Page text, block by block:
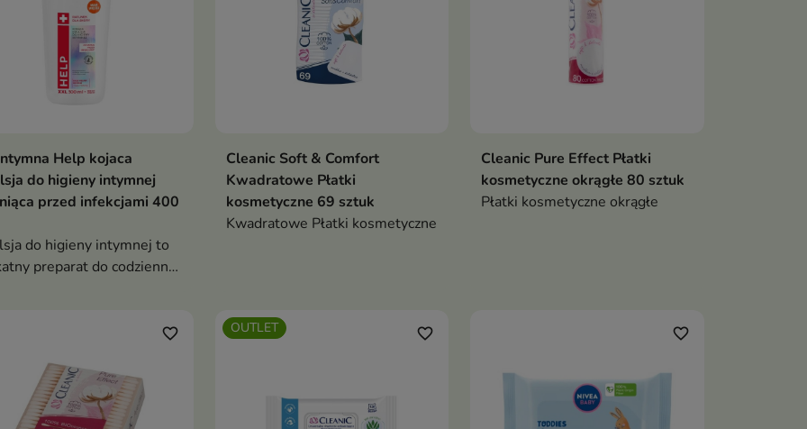
Help kojaca
do higieny intymnej
przed infekcjami 400
do higieny intymnej to
preparat do codziennej
i infekcji. Zapewnia
naturalnej
dbając o komfort i
okolic intymnych
Cleanic Soft & Comfort
Kwadratowe Płatki
kosmetyczne 69 sztuk
Kwadratowe Płatki kosmetyczne
Cleanic Pure Effect Płatki
kosmetyczne okrągłe 80 sztuk
Płatki kosmetyczne okrągłe
favorite_border OUTLET favorite_border favorite_border